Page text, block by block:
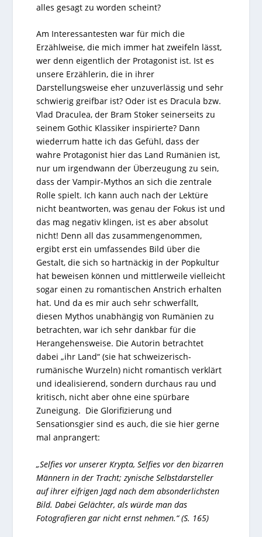
alles gesagt zu worden scheint?
Am Interessantesten war für mich die
Erzählweise, die mich immer hat zweifeln lässt,
wer denn eigentlich der Protagonist ist. Ist es
unsere Erzählerin, die in ihrer
Darstellungsweise eher unzuverlässig und sehr
schwierig greifbar ist? Oder ist es Dracula bzw.
Vlad Draculea, der Bram Stoker seinerseits zu
seinem Gothic Klassiker inspirierte? Dann
wiederrum hatte ich das Gefühl, dass der
wahre Protagonist hier das Land Rumänien ist,
nur um irgendwann der Überzeugung zu sein,
dass der Vampir-Mythos an sich die zentrale
Rolle spielt. Ich kann auch nach der Lektüre
nicht beantworten, was genau der Fokus ist und
das mag negativ klingen, ist es aber absolut
nicht! Denn all das zusammengenommen,
ergibt erst ein umfassendes Bild über die
Gestalt, die sich so hartnäckig in der Popkultur
hat beweisen können und mittlerweile vielleicht
sogar einen zu romantischen Anstrich erhalten
hat. Und da es mir auch sehr schwerfällt,
diesen Mythos unabhängig von Rumänien zu
betrachten, war ich sehr dankbar für die
Herangehensweise. Die Autorin betrachtet
dabei „ihr Land“ (sie hat schweizerisch-
rumänische Wurzeln) nicht romantisch verklärt
und idealisierend, sondern durchaus rau und
kritisch, nicht aber ohne eine spürbare
Zuneigung. Die Glorifizierung und
Sensationsgier sind es auch, die sie hier gerne
mal anprangert:
„Selfies vor unserer Krypta, Selfies vor den bizarren
Männern in der Tracht; zynische Selbstdarsteller
auf ihrer eifrigen Jagd nach dem absonderlichsten
Bild. Dabei Gelächter, als würde man das
Fotografieren gar nicht ernst nehmen.“ (S. 165)